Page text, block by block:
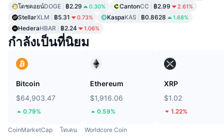
โดชคอยน์DOGE ฿2.29 0.30% CantonCC ฿2.99 2.61%
StellarXLM ฿5.31 0.73% KaspaKAS ฿0.8628 1.68%
HederaHBAR ฿2.24 1.06%
กำลังเป็นที่นิยม
Bitcoin
$64,903.47
0.79%
Ethereum
$1,916.06
0.59%
XRP
$1.02
1.22%
CoinMarketCap โทเคน Worldcore Coin